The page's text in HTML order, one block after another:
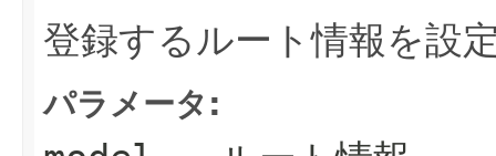
登録するルート情報を設
パラメータ: